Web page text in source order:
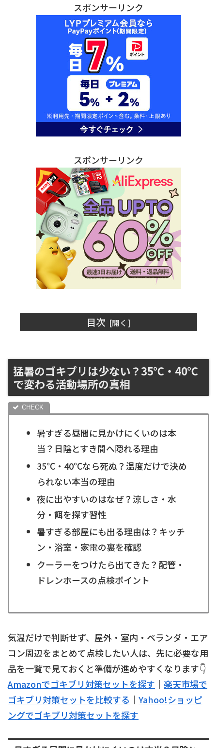
スポンサーリンク
スポンサーリンク
目次
猛暑のゴキブリは少ない？35℃・40℃
で変わる活動場所の真相
暑すぎる昼間に見かけにくいのは本
当？日陰とすき間へ隠れる理由
35℃・40℃なら死ぬ？温度だけで決め
られない本当の理由
夜に出やすいのはなぜ？涼しさ・水
分・餌を探す習性
暑すぎる部屋にも出る理由は？キッチ
ン・浴室・家電の裏を確認
クーラーをつけたら出てきた？配管・
ドレンホースの点検ポイント
気温だけで判断せず、屋外・室内・ベランダ・エア
コン周辺をまとめて点検したい人は、先に必要な用
品を一覧で見ておくと準備が進めやすくなります👇
Amazonでゴキブリ対策セットを探す ｜ 楽天市場で
ゴキブリ対策セットを比較する ｜ Yahoo!ショッピ
ングでゴキブリ対策セットを探す